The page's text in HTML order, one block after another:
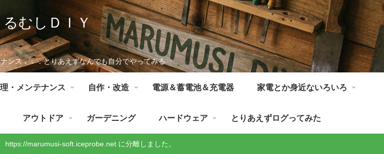
るむしＤＩＹ
ンス．．．とりあえずなんでも自分でやってみる
・メンテナンス 自作・改造 電源＆蓄電池＆充電器 家電とか身近ないろいろ
アウトドア ガーデニング ハードウェア とりあえずログってみた
https://marumusi-soft.iceprobe.net に分離しました。